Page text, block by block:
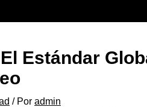
Estándar
/ Por admin